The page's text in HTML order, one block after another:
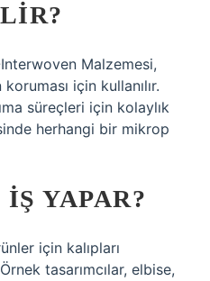
Malzemesi,
için kullanılır.
süreçleri için kolaylık
herhangi bir mikrop
YAPAR?
için kalıpları
tasarımcılar, elbise,